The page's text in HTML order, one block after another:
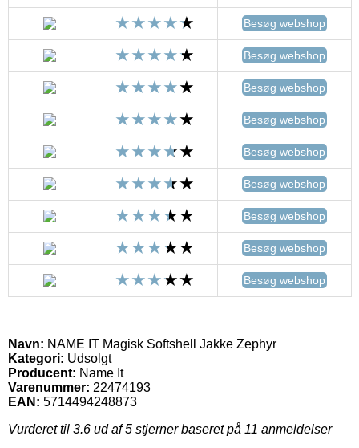
Besøg webshop
Besøg webshop
Besøg webshop
Besøg webshop
Besøg webshop
Besøg webshop
Besøg webshop
Besøg webshop
Besøg webshop
Navn: NAME IT Magisk Softshell Jakke Zephyr
Kategori: Udsolgt
Producent: Name It
Varenummer: 22474193
EAN: 5714494248873
Vurderet til 3.6 ud af 5 stjerner baseret på 11 anmeldelser